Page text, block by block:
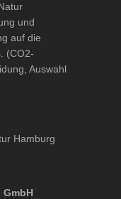
und
auf die
(CO2-
Auswahl
Hamburg